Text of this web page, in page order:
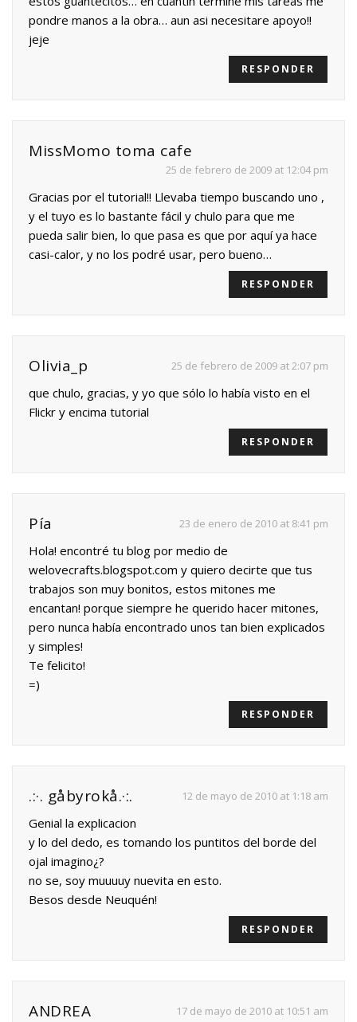
pondre manos a la obra… aun asi necesitare apoyo!!
jeje
RESPONDER
MissMomo toma cafe
25 de febrero de 2009 at 12:04 pm
Gracias por el tutorial!! Llevaba tiempo buscando uno ,
y el tuyo es lo bastante fácil y chulo para que me
pueda salir bien, lo que pasa es que por aquí ya hace
casi-calor, y no los podré usar, pero bueno…
RESPONDER
Olivia_p 25 de febrero de 2009 at 2:07 pm
que chulo, gracias, y yo que sólo lo había visto en el
Flickr y encima tutorial
RESPONDER
Pía 23 de enero de 2010 at 8:41 pm
Hola! encontré tu blog por medio de
welovecrafts.blogspot.com y quiero decirte que tus
trabajos son muy bonitos, estos mitones me
encantan! porque siempre he querido hacer mitones,
pero nunca había encontrado unos tan bien explicados
y simples!
Te felicito!
=)
RESPONDER
.:·. gåbyrokå.·:. 12 de mayo de 2010 at 1:18 am
Genial la explicacion
y lo del dedo, es tomando los puntitos del borde del
ojal imagino¿?
no se, soy muuuuy nuevita en esto.
Besos desde Neuquén!
RESPONDER
ANDREA 17 de mayo de 2010 at 10:51 am